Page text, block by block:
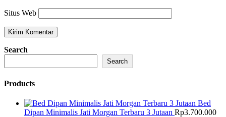
Situs Web
Search
Search
Products
Bed
Dipan Minimalis Jati Morgan Terbaru 3 Jutaan Rp3.700.000